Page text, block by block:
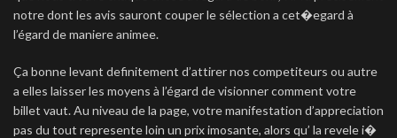
notre dont les avis sauront couper le sélection a cet�egard à
l’égard de maniere animee.
Ça bonne levant definitement d’attirer nos competiteurs ou autre
a elles laisser les moyens à l’égard de visionner comment votre
billet vaut. Au niveau de la page, votre manifestation d’appreciation
pas du tout represente loin un prix imosante, alors qu’ la revele i�